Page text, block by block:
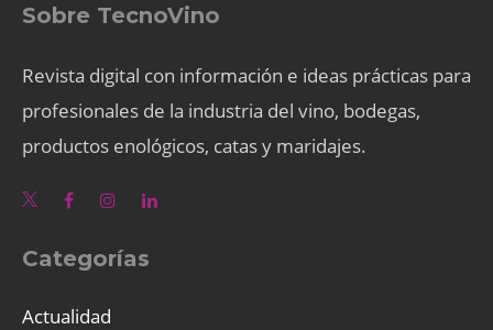
Sobre TecnoVino
Revista digital con información e ideas prácticas para
profesionales de la industria del vino, bodegas,
productos enológicos, catas y maridajes.
Categorías
Actualidad